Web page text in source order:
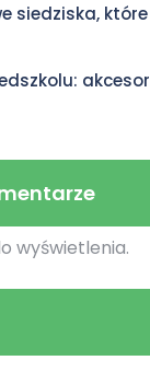
siedziska,
wyświetlenia.